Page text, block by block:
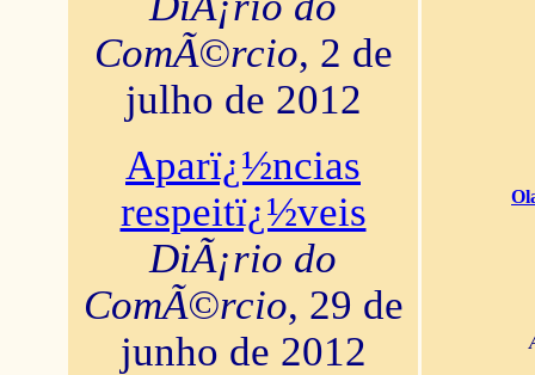
ComÃ©rcio, 2 de
julho de 2012
Aparï¿½ncias
respeitï¿½veis
DiÃ¡rio do
ComÃ©rcio, 29 de
junho de 2012